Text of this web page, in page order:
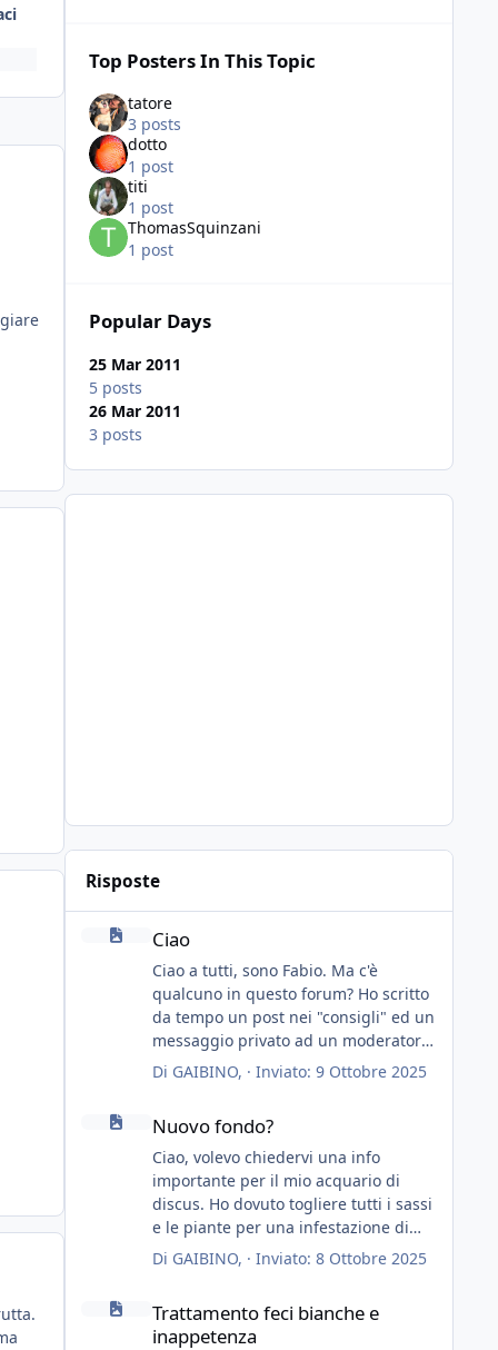
Top Posters In This Topic
tatore
3 posts
dotto
1 post
titi
1 post
ThomasSquinzani
1 post
Popular Days
25 Mar 2011
5 posts
26 Mar 2011
3 posts
Risposte
Ciao
Ciao a tutti, sono Fabio. Ma c'è
qualcuno in questo forum? Ho scritto
da tempo un post nei "consigli" ed un
messaggio privato ad un moderatore
ma nessuno risponde... mah, chissà...
speravo in un consiglio...
Di GAIBINO, · Inviato: 9 Ottobre 2025
Nuovo fondo?
Nuovo fondo?
Ciao, volevo chiedervi una info
importante per il mio acquario di
discus. Ho dovuto togliere tutti i sassi
e le piante per una infestazione di
lumachine (migliaia), premetto che ho
3 discus, 8 coridoras, e una ventina di
con 200 litri di acqua circa.
Ho già tolto migliaia di lumachine e
Di GAIBINO, · Inviato: 8 Ottobre 2025
Trattamento feci bianche e inappetenza
Trattamento feci bianche e
inappetenza